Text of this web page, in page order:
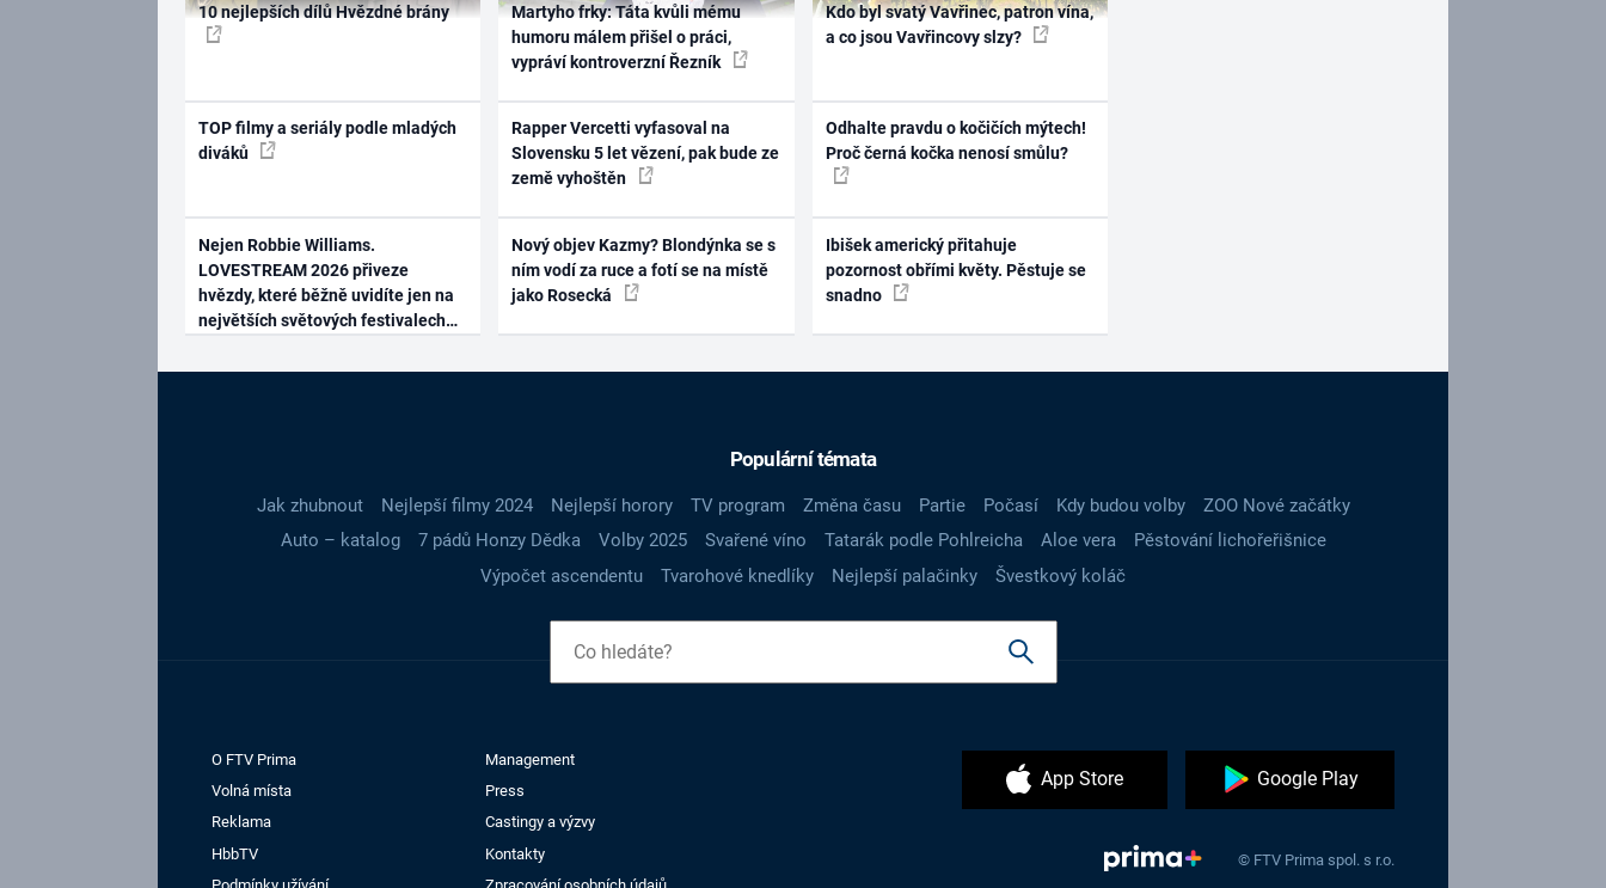
10 nejlepších dílů Hvězdné brány
TOP filmy a seriály podle mladých
diváků
Nejen Robbie Williams.
LOVESTREAM 2026 přiveze
hvězdy, které běžně uvidíte jen na
největších světových festivalech
Martyho frky: Táta kvůli mému
humoru málem přišel o práci,
vypráví kontroverzní Řezník
Rapper Vercetti vyfasoval na
Slovensku 5 let vězení, pak bude ze
země vyhoštěn
Nový objev Kazmy? Blondýnka se s
ním vodí za ruce a fotí se na místě
jako Rosecká
Kdo byl svatý Vavřinec, patron vína,
a co jsou Vavřincovy slzy?
Odhalte pravdu o kočičích mýtech!
Proč černá kočka nenosí smůlu?
Ibišek americký přitahuje
pozornost obřími květy. Pěstuje se
snadno
Populární témata
Jak zhubnout Nejlepší filmy 2024 Nejlepší horory TV program Změna času Partie Počasí Kdy budou volby
ZOO Nové začátky
Auto – katalog
7 pádů Honzy Dědka Volby 2025 Svařené víno Tatarák podle Pohlreicha Aloe vera
Pěstování lichořeřišnice
Výpočet ascendentu
Tvarohové knedlíky Nejlepší palačinky Švestkový koláč
O FTV Prima
Management
Volná místa
Press
Reklama
Castingy a výzvy
HbbTV
Kontakty
App Store Google Play
© FTV Prima spol. s r.o.